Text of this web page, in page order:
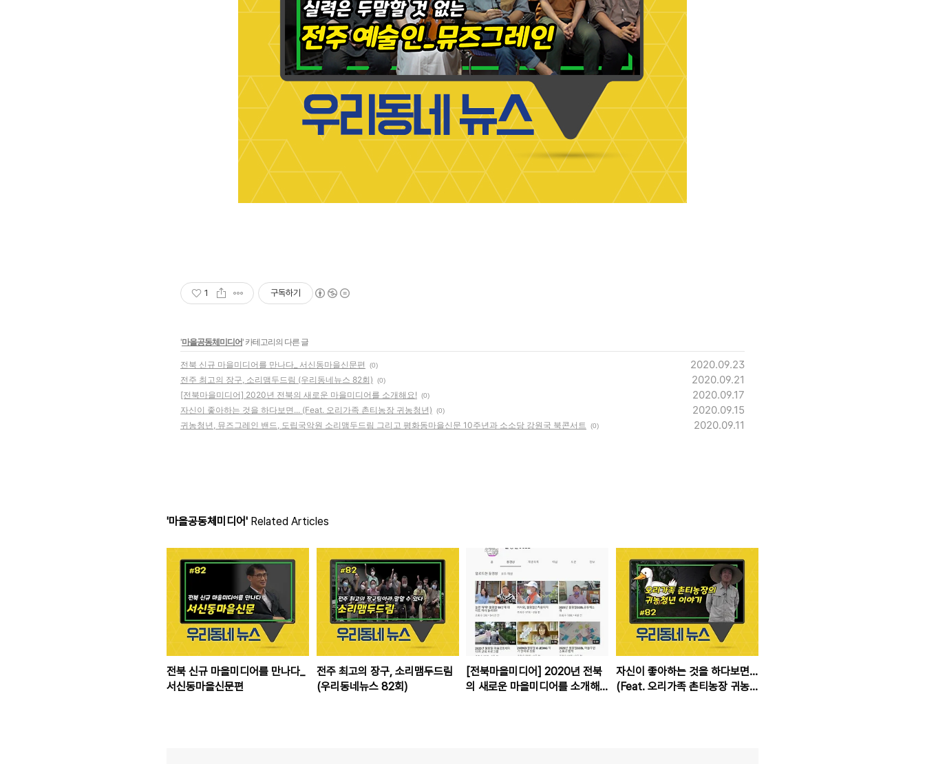
1 구독하기
'마을공동체미디어' 카테고리의 다른 글
전북 신규 마을미디어를 만나다_ 서신동마을신문편 (0) 2020.09.23
전주 최고의 장구, 소리맴두드림 (우리동네뉴스 82회) (0) 2020.09.21
[전북마을미디어] 2020년 전북의 새로운 마을미디어를 소개해요! (0) 2020.09.17
자신이 좋아하는 것을 하다보면... (Feat. 오리가족 촌티농장 귀농청년) (0) 2020.09.15
귀농청년, 뮤즈그레인 밴드, 도립국악원 소리맴두드림 그리고 평화동마을신문 10주년과 소소당 강원국 북콘서트 (0) 2020.09.11
'마을공동체미디어' Related Articles
전북 신규 마을미디어를 만나다_
서신동마을신문편
전주 최고의 장구, 소리맴두드림
(우리동네뉴스 82회)
[전북마을미디어] 2020년 전북
의 새로운 마을미디어를 소개해
자신이 좋아하는 것을 하다보면...
(Feat. 오리가족 촌티농장 귀농